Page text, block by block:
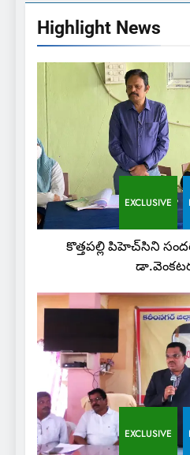
Highlight News
EXCLUSIVE
కొత్తపల్లి పిహెచ్‌సిని
EXCLUSIVE